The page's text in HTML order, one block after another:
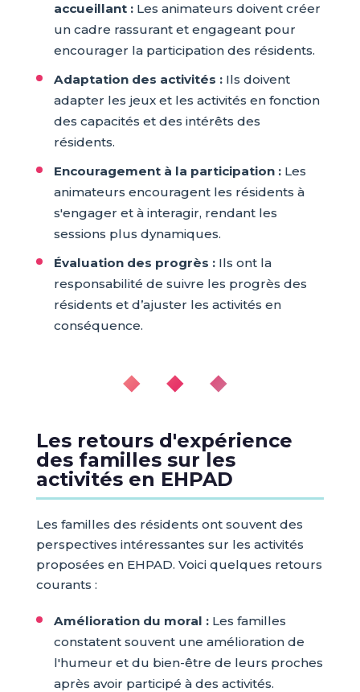
accueillant :Les animateurs doivent créer
un cadre rassurant et engageant pour
encourager la participation des résidents.
Adaptation des activités :Ils doivent
adapter les jeux et les activités en fonction
des capacités et des intérêts des
résidents.
Encouragement à la participation :Les
animateurs encouragent les résidents à
s'engager et à interagir, rendant les
sessions plus dynamiques.
Évaluation des progrès :Ils ont la
responsabilité de suivre les progrès des
résidents et d’ajuster les activités en
conséquence.
◆ ◆ ◆
Les retours d'expérience
des familles sur les
activités en EHPAD
Les familles des résidents ont souvent des
perspectives intéressantes sur les activités
proposées en EHPAD. Voici quelques retours
courants :
Amélioration du moral :Les familles
constatent souvent une amélioration de
l'humeur et du bien-être de leurs proches
après avoir participé à des activités.